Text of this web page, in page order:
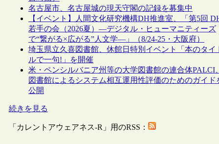
名古屋市、名古屋城の現天守閣の記録を募集中
【イベント】人間文化研究機構DH推進室、「第5回
若手の会（2026夏）―デジタル・ヒューマニティーズ
で“繋がる×広がる”人文学―」（8/24-25・大阪府）
埼玉県立久喜図書館、休館日特別イベント「本のタイ
ルで一句!」を開催
米・ペンシルバニア州等の大学図書館の連合体PALCI、
図書館によるシステム相互運用性評価のためのガイド
公開
続きを見る
「カレントアウェアネス-R」用のRSS：